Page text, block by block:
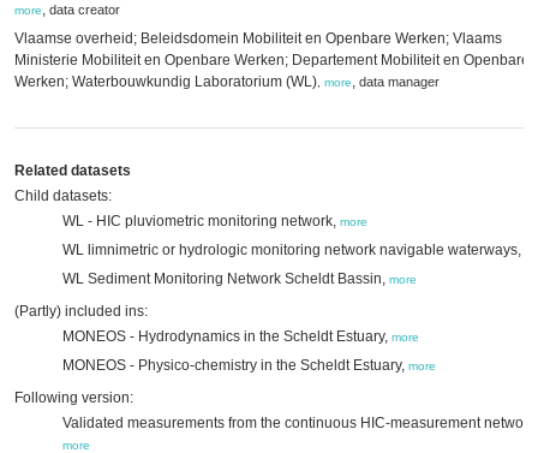
more, data creator
Vlaamse overheid; Beleidsdomein Mobiliteit en Openbare Werken; Vlaams
Ministerie Mobiliteit en Openbare Werken; Departement Mobiliteit en Openbare
Werken; Waterbouwkundig Laboratorium (WL) more, data manager
Related datasets
Child datasets:
WL - HIC pluviometric monitoring network, more
WL limnimetric or hydrologic monitoring network navigable waterways,
WL Sediment Monitoring Network Scheldt Bassin, more
(Partly) included ins:
MONEOS - Hydrodynamics in the Scheldt Estuary, more
MONEOS - Physico-chemistry in the Scheldt Estuary, more
Following version:
Validated measurements from the continuous HIC-measurement network,
more